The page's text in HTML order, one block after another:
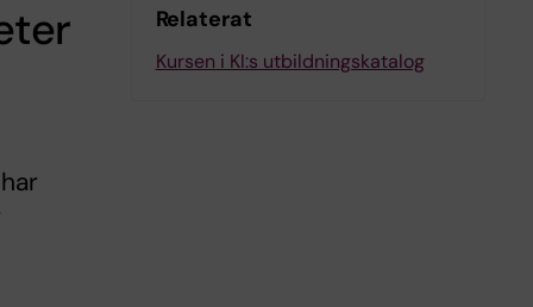
Relaterat
Kursen i KI:s utbildningskatalog